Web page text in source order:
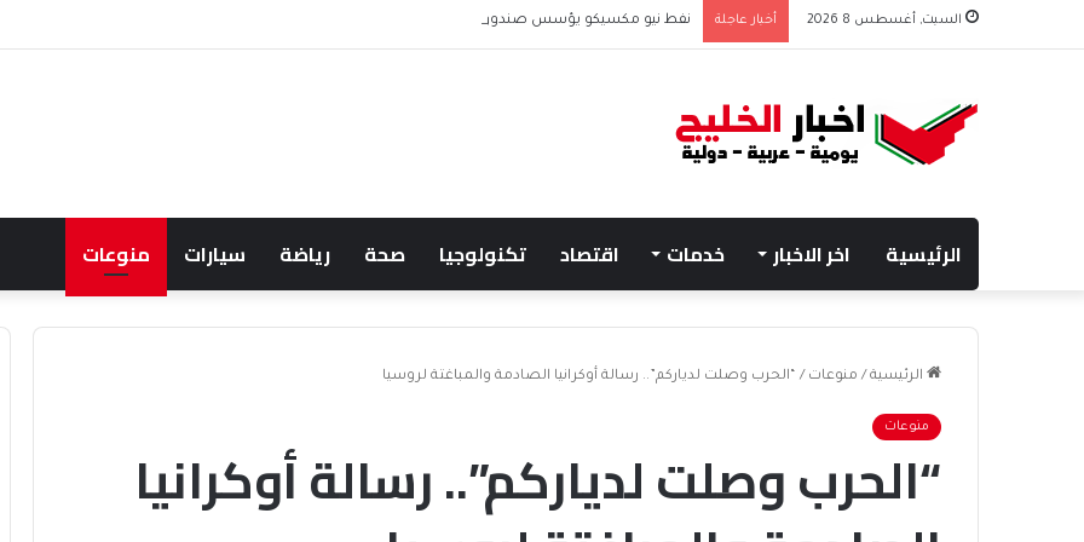
السبت, أغسطس 8 2026 أخبار عاجلة نفط نيو مكسيكو يؤسس صندوق 75 مليار دولار ويشعل جدل الإنفاق
الرئيسية اخر الاخبار خدمات اقتصاد تكنولوجيا صحة رياضة سيارات منوعات
الرئيسية / منوعات / “الحرب وصلت لدياركم”.. رسالة أوكرانيا الصادمة والمباغتة لروسيا
منوعات
“الحرب وصلت لدياركم”.. رسالة أوكرانيا